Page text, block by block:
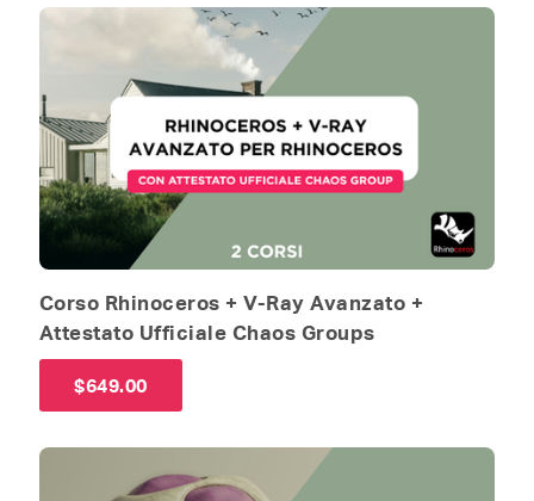
Corso Rhinoceros + V-Ray Avanzato +
Attestato Ufficiale Chaos Groups
$649.00